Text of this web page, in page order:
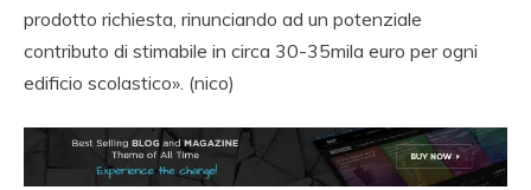
prodotto richiesta, rinunciando ad un potenziale
contributo di stimabile in circa 30-35mila euro per ogni
edificio scolastico». (nico)